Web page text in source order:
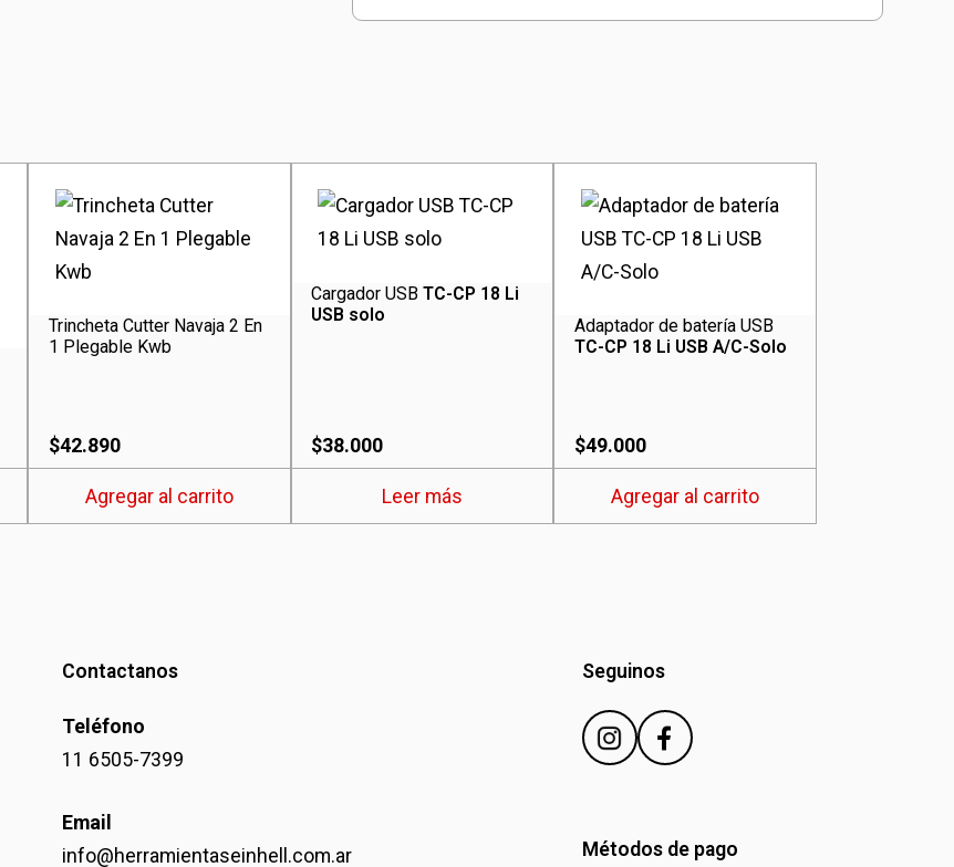
Trincheta Cutter Navaja 2 En
1 Plegable Kwb
$42.890
Agregar al carrito
Cargador USBTC-CP 18 Li
USB solo
$38.000
Leer más
Adaptador de batería USB
TC-CP 18 Li USB A/C-Solo
$49.000
Agregar al carrito
Contactanos
Teléfono
11 6505-7399
Email
info@herramientaseinhell.com.ar
Seguinos
Métodos de pago